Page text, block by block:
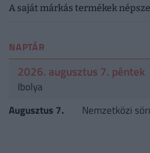
A saját márkás termékek
NAPTÁR
2026. augusztus 7. péntek
Ibolya
Augusztus 7. Nemzetközi